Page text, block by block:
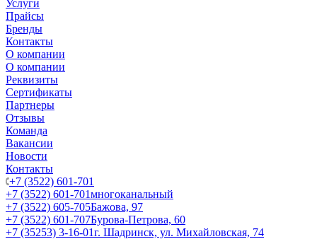
Услуги
Прайсы
Бренды
Контакты
О компании
О компании
Реквизиты
Сертификаты
Партнеры
Отзывы
Команда
Вакансии
Новости
Контакты
+7 (3522) 601-701
+7 (3522) 601-701многоканальный
+7 (3522) 605-705Бажова, 97
+7 (3522) 601-707Бурова-Петрова, 60
+7 (35253) 3-16-01г. Шадринск, ул. Михайловская, 74